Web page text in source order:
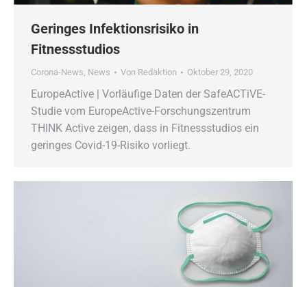
Geringes Infektionsrisiko in
Fitnessstudios
Corona-News News Von Redaktion Oktober 29, 2020
EuropeActive | Vorläufige Daten der SafeACTiVE-
Studie vom EuropeActive-Forschungszentrum
THINK Active zeigen, dass in Fitnessstudios ein
geringes Covid-19-Risiko vorliegt.